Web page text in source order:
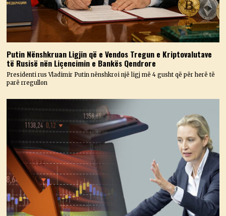
Putin Nënshkruan Ligjin që e Vendos Tregun e Kriptovalutave
të Rusisë nën Liçencimin e Bankës Qendrore
Presidenti rus Vladimir Putin nënshkroi një ligj më 4 gusht që për herë të
parë rregullon